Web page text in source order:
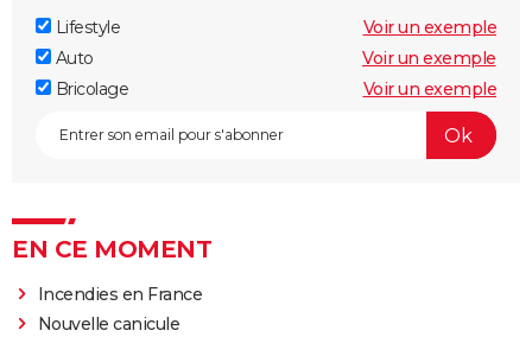
Lifestyle
Voir un exemple
Auto
Voir un exemple
Bricolage
Voir un exemple
EN CE MOMENT
Incendies en France
Nouvelle canicule